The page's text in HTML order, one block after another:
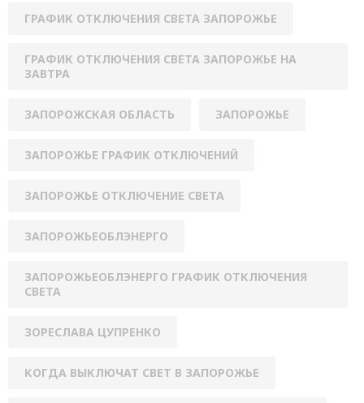
ГРАФИК ОТКЛЮЧЕНИЯ СВЕТА ЗАПОРОЖЬЕ
ГРАФИК ОТКЛЮЧЕНИЯ СВЕТА ЗАПОРОЖЬЕ НА
ЗАВТРА
ЗАПОРОЖСКАЯ ОБЛАСТЬ ЗАПОРОЖЬЕ
ЗАПОРОЖЬЕ ГРАФИК ОТКЛЮЧЕНИЙ
ЗАПОРОЖЬЕ ОТКЛЮЧЕНИЕ СВЕТА
ЗАПОРОЖЬЕОБЛЭНЕРГО
ЗАПОРОЖЬЕОБЛЭНЕРГО ГРАФИК ОТКЛЮЧЕНИЯ
СВЕТА
ЗОРЕСЛАВА ЦУПРЕНКО
КОГДА ВЫКЛЮЧАТ СВЕТ В ЗАПОРОЖЬЕ